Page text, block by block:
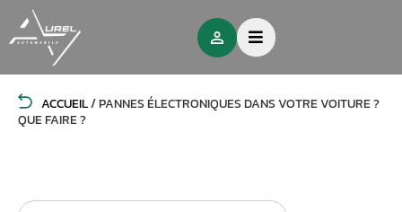
ACCUEIL/PANNES ÉLECTRONIQUES DANS VOTRE VOITURE ?
QUE FAIRE ?
Search